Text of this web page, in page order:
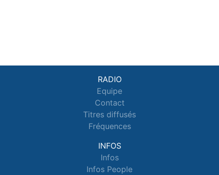
RADIO
Equipe
Contact
Titres diffusés
Fréquences
INFOS
Infos
Infos People